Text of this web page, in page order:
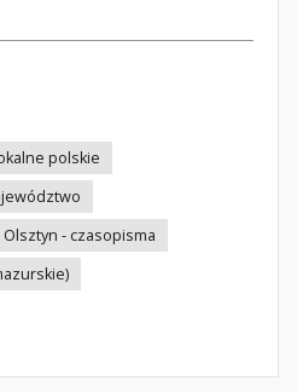
polskie
Olsztyn - czasopisma